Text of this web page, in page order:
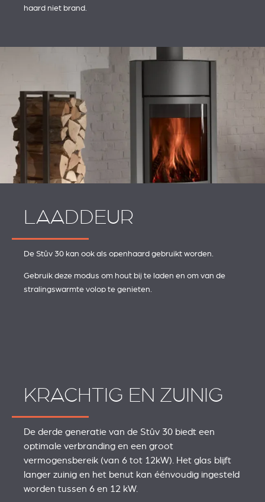
haard niet brand.
LAADDEUR
De Stûv 30 kan ook als openhaard gebruikt worden.
Gebruik deze modus om hout bij te laden en om van de
stralingswarmte volop te genieten.
KRACHTIG EN ZUINIG
De derde generatie van de Stûv 30 biedt een
optimale verbranding en een groot
vermogensbereik (van 6 tot 12kW). Het glas blijft
langer zuinig en het benut kan éénvoudig ingesteld
worden tussen 6 en 12 kW.